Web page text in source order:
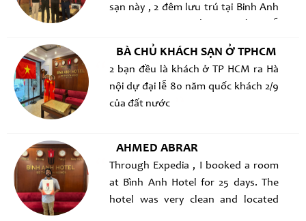
sạn này , 2 đêm lưu trú tại Binh Anh
làm việc đi lại thuận lợi, Khách sạn
sạch sẽ, yên tĩnh, giá cả hợp lý. nếu
lần sau đến VN chắc chắn sẽ chọn KS
này
BÀ CHỦ KHÁCH SẠN Ở TPHCM
2 bạn đều là khách ở TP HCM ra Hà
nội dự đại lễ 80 năm quốc khách 2/9
của đất nước
AHMED ABRAR
Through Expedia , I booked a room
at Bình Anh Hotel for 25 days. The
hotel was very clean and located